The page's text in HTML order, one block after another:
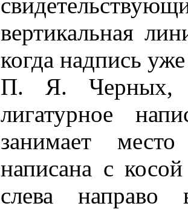
вертикальная
когда надпись
П. Я. Черных,
лигатурное
занимает
написана с
слева направо